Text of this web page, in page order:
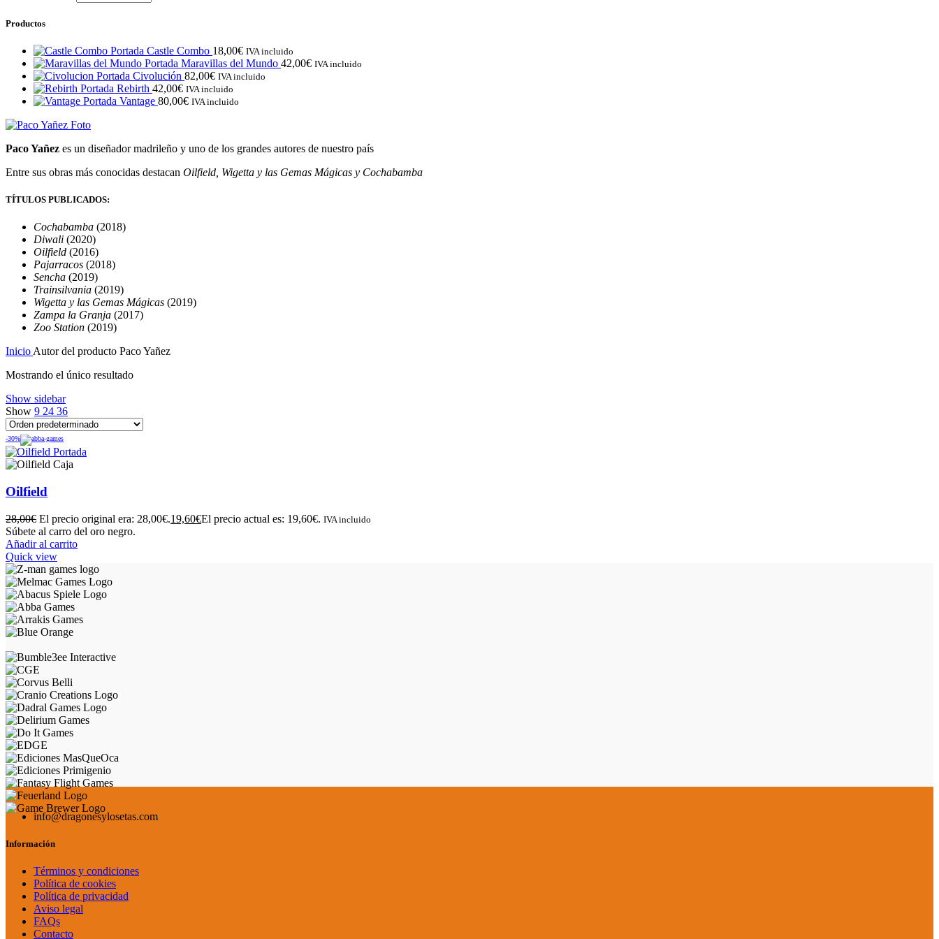
Productos
Castle Combo 18,00€ IVA incluido
Maravillas del Mundo 42,00€ IVA incluido
Civolución 82,00€ IVA incluido
Rebirth 42,00€ IVA incluido
Vantage 80,00€ IVA incluido
Paco Yañez es un diseñador madrileño y uno de los grandes autores de nuestro país
Entre sus obras más conocidas destacan Oilfield, Wigetta y las Gemas Mágicas y Cochabamba
TÍTULOS PUBLICADOS:
Cochabamba (2018)
Diwali (2020)
Oilfield (2016)
Pajarracos (2018)
Sencha (2019)
Trainsilvania (2019)
Wigetta y las Gemas Mágicas (2019)
Zampa la Granja (2017)
Zoo Station (2019)
Inicio Autor del producto Paco Yañez
Mostrando el único resultado
Show sidebar
Show 9 24 36
-30%
Oilfield
28,00€ El precio original era: 28,00€.19,60€El precio actual es: 19,60€. IVA incluido
Súbete al carro del oro negro.
Añadir al carrito
Quick view
info@dragonesylosetas.com
Información
Términos y condiciones
Política de cookies
Política de privacidad
Aviso legal
FAQs
Contacto